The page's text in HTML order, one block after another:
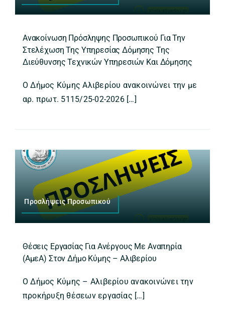
Ανακοίνωση Πρόσληψης Προσωπικού Για Την
Στελέχωση Της Υπηρεσίας Δόμησης Της
Διεύθυνσης Τεχνικών Υπηρεσιών Και Δόμησης
Ο Δήμος Κύμης Αλιβερίου ανακοινώνει την με
αρ. πρωτ. 5115/25-02-2026 […]
Προσλήψεις Προσωπικού
Θέσεις Εργασίας Για Ανέργους Με Αναπηρία
(ΑμεΑ) Στον Δήμο Κύμης – Αλιβερίου
Ο Δήμος Κύμης – Αλιβερίου ανακοινώνει την
προκήρυξη θέσεων εργασίας […]